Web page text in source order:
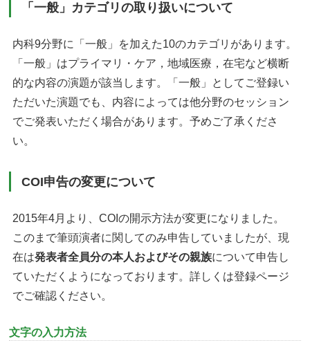
「一般」カテゴリの取り扱いについて
内科9分野に「一般」を加えた10のカテゴリがあります。
「一般」はプライマリ・ケア，地域医療，在宅など横断
的な内容の演題が該当します。「一般」としてご登録い
ただいた演題でも、内容によっては他分野のセッション
でご発表いただく場合があります。予めご了承くださ
い。
COI申告の変更について
2015年4月より、COIの開示方法が変更になりました。
このまで筆頭演者に関してのみ申告していましたが、現
在は発表者全員分の本人およびその親族について申告し
ていただくようになっております。詳しくは登録ページ
でご確認ください。
文字の入力方法